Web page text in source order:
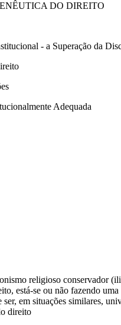
DO DIREITO
- a Superação da
Adequada
religioso conservador
está-se ou não fazendo
em situações similares,
direito